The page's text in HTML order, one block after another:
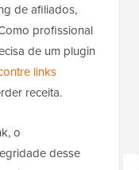
de afiliados,
profissional
de um plugin
links
receita.
o
desse